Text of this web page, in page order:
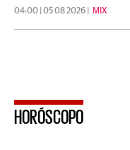
04:00 | 05 08 2026 | MIX
HORÓSCOPO